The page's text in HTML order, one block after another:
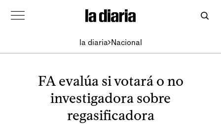
la diaria Nacional
FA evalúa si votará o no
investigadora sobre
regasificadora